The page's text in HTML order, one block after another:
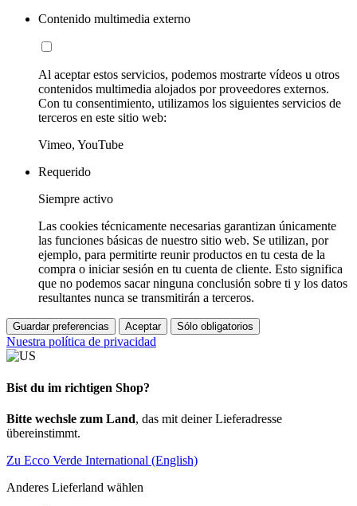
Contenido multimedia externo
Al aceptar estos servicios, podemos mostrarte vídeos u otros
contenidos multimedia alojados por proveedores externos.
Con tu consentimiento, utilizamos los siguientes servicios de
terceros en este sitio web:
Vimeo, YouTube
Requerido
Siempre activo
Las cookies técnicamente necesarias garantizan únicamente
las funciones básicas de nuestro sitio web. Se utilizan, por
ejemplo, para permitirte reunir productos en tu cesta de la
compra o iniciar sesión en tu cuenta de cliente. Esto significa
que no podemos sacar ninguna conclusión sobre ti y los datos
resultantes nunca se transmitirán a terceros.
Guardar preferencias Aceptar Sólo obligatorios
Nuestra política de privacidad
Bist du im richtigen Shop?
Bitte wechsle zum Land, das mit deiner Lieferadresse
übereinstimmt.
Zu Ecco Verde International (English)
Anderes Lieferland wählen